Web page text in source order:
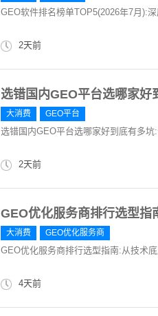
GEO软件排名榜单TOP5(2026年7月):
2天前
选错国内GEO平台选哪家
大消费 GEO平台
选错国内GEO平台选哪家好到底有多
2天前
GEO优化服务商排行选型指
大消费 GEO优化服务商
GEO优化服务商排行选型指南:从技术
4天前